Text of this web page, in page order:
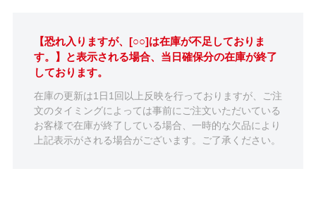
【恐れ入りますが、[○○]は在庫が不足しておりま
す。】と表示される場合、当日確保分の在庫が終了
しております。
在庫の更新は1日1回以上反映を行っておりますが、ご注
文のタイミングによっては事前にご注文いただいている
お客様で在庫が終了している場合、一時的な欠品により
上記表示がされる場合がございます。ご了承ください。